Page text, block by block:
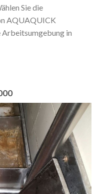
Sie die
AQUAQUICK
Arbeitsumgebung in